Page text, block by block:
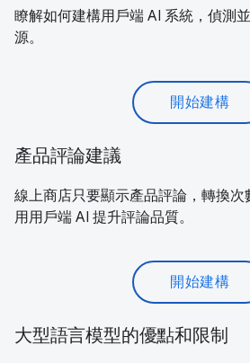
瞭解如何建構用戶端 AI 系統，偵測
源。
開始建構
產品評論建議
線上商店只要顯示產品評論，轉換
用用戶端 AI 提升評論品質。
開始建構
大型語言模型的優點和限制